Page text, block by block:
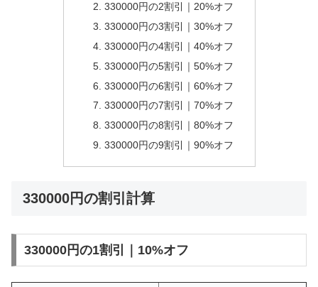
330000円の2割引｜20%オフ
330000円の3割引｜30%オフ
330000円の4割引｜40%オフ
330000円の5割引｜50%オフ
330000円の6割引｜60%オフ
330000円の7割引｜70%オフ
330000円の8割引｜80%オフ
330000円の9割引｜90%オフ
330000円の割引計算
330000円の1割引｜10%オフ